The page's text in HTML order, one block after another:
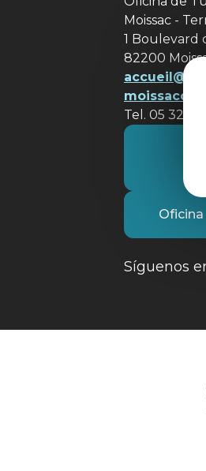
Moissac -
1 Boulevard
82200
accueil@
Tel. 05 32 09
Síguenos